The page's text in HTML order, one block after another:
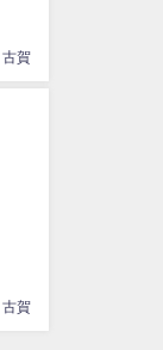
古賀
古賀